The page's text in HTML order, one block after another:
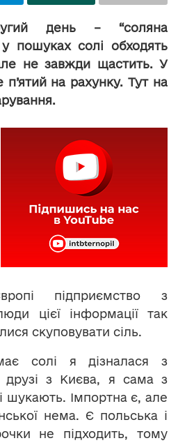
день – “соляна
пошуках солі обходять
не завжди щастить. У
на рахунку. Тут на
підприємство з
цієї інформації так
скуповувати сіль.
солі я дізналася з
з Києва, я сама з
шукають. Імпортна є, але
нема. Є польська і
не підходить, тому